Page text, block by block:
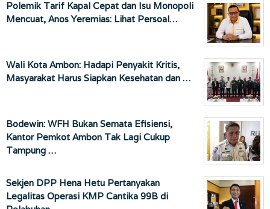
Polemik Tarif Kapal Cepat dan Isu Monopoli
Mencuat, Anos Yeremias: Lihat Persoal…
Wali Kota Ambon: Hadapi Penyakit Kritis,
Masyarakat Harus Siapkan Kesehatan dan …
Bodewin: WFH Bukan Semata Efisiensi,
Kantor Pemkot Ambon Tak Lagi Cukup
Tampung …
Sekjen DPP Hena Hetu Pertanyakan
Legalitas Operasi KMP Cantika 99B di